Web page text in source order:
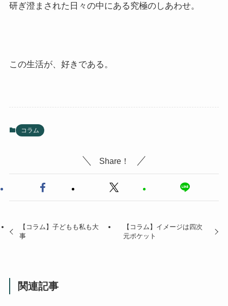
研ぎ澄まされた日々の中にある究極のしあわせ。
この生活が、好きである。
コラム
Share！
【コラム】子どもも私も大
事
【コラム】イメージは四次
元ポケット
関連記事